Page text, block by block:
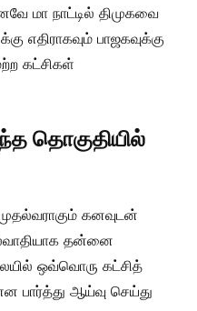
மா நாட்டில் திமுகவை
எதிராகவும் பாஜகவுக்கு
கட்சிகள்
தொகுதியில்
கனவுடன்
தன்னை
ஒவ்வொரு கட்சித்
பார்த்து ஆய்வு செய்து